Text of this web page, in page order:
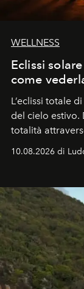
WELLNESS
Eclissi
come
L’eclissi totale
del cielo estivo.
totalità
spettacolare al
10.08.2026 di